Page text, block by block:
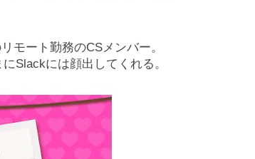
モート勤務のCSメンバー。
Slackには顔出してくれる。